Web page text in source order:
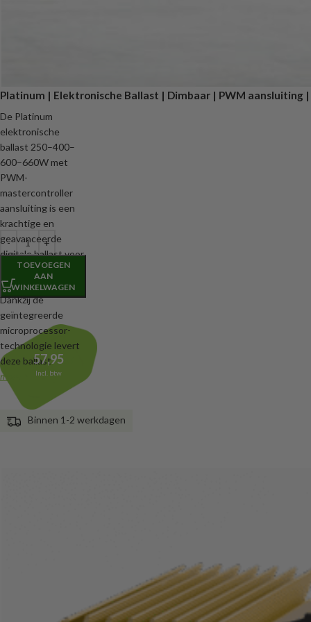
Platinum | Elektronische Ballast | Dimbaar | PWM aansluiting
De Platinum
elektronische
ballast 250–400–
600–660W met
PWM-
mastercontroller
aansluiting is een
krachtige en
geavanceerde
digitale ballast voor
professionele
kweekverlichting.
Dankzij de
geïntegreerde
microprocessor-
technologie levert
deze ballastRead
more
TOEVOEGEN
AAN
WINKELWAGEN
57,95
Incl. btw
Binnen 1-2 werkdagen